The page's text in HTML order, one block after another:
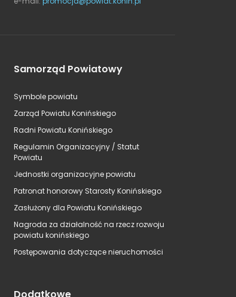
Samorząd Powiatowy
Symbole powiatu
Zarząd Powiatu Konińskiego
Radni Powiatu Konińskiego
Regulamin Organizacyjny / Statut
Powiatu
Jednostki organizacyjne powiatu
Patronat honorowy Starosty Konińskiego
Zasłużony dla Powiatu Konińskiego
Nagroda za działalność na rzecz rozwoju
powiatu konińskiego
Postępowania dotyczące nieruchomości